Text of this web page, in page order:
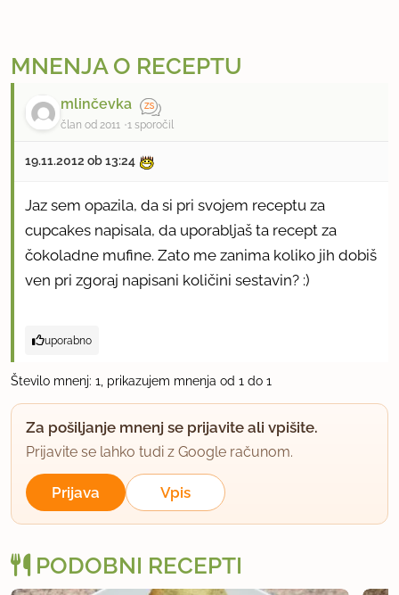
MNENJA O RECEPTU
mlinčevka
član od 2011 1 sporočil
19.11.2012 ob 13:24
Jaz sem opazila, da si pri svojem receptu za
cupcakes napisala, da uporabljaš ta recept za
čokoladne mufine. Zato me zanima koliko jih dobiš
ven pri zgoraj napisani količini sestavin? :)
uporabno
Število mnenj: 1, prikazujem mnenja od 1 do 1
Za pošiljanje mnenj se prijavite ali vpišite.
Prijavite se lahko tudi z Google računom.
Prijava Vpis
PODOBNI RECEPTI